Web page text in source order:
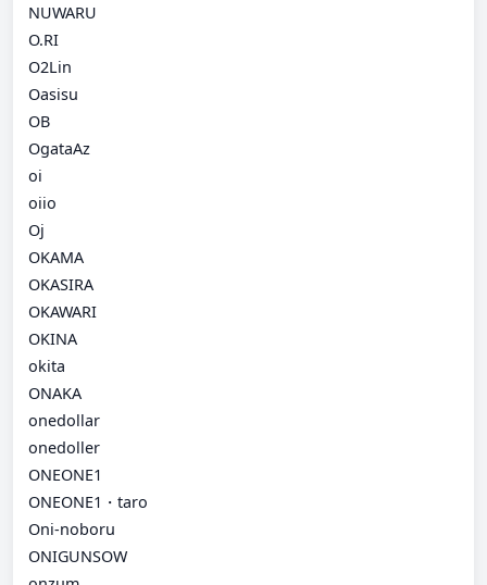
NUWARU
O.RI
O2Lin
Oasisu
OB
OgataAz
oi
oiio
Oj
OKAMA
OKASIRA
OKAWARI
OKINA
okita
ONAKA
onedollar
onedoller
ONEONE1
ONEONE1・taro
Oni-noboru
ONIGUNSOW